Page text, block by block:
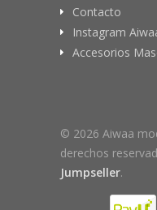
Contacto
Instagram
Accesorios
© 2026 Aiwaa
derechos
Jumpseller.